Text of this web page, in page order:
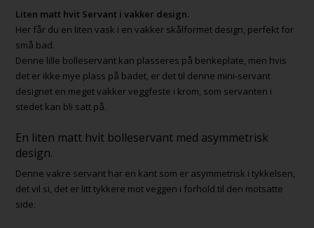
Liten matt hvit Servant i vakker design.
Her får du en liten vask i en vakker skålformet design, perfekt for
små bad.
Denne lille bolleservant kan plasseres på benkeplate, men hvis
det er ikke mye plass på badet, er det til denne mini-servant
designet en meget vakker veggfeste i krom, som servanten i
stedet kan bli satt på.
En liten matt hvit bolleservant med asymmetrisk
design.
Denne vakre servant har en kant som er asymmetrisk i tykkelsen,
det vil si, det er litt tykkere mot veggen i forhold til den motsatte
side.